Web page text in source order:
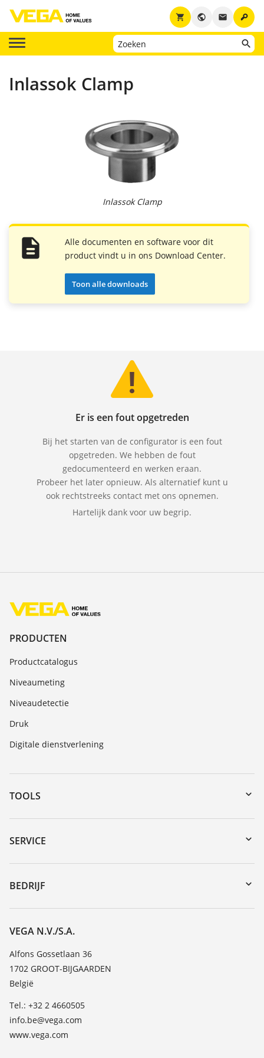
key
email
public
shopping_cart
Inlassok Clamp
Inlassok Clamp
Alle documenten en software voor dit
product vindt u in ons Download Center.
Toon alle downloads
Er is een fout opgetreden
Bij het starten van de configurator is een fout
opgetreden. We hebben de fout
gedocumenteerd en werken eraan.
Probeer het later opnieuw. Als alternatief kunt u
ook rechtstreeks contact met ons opnemen.
Hartelijk dank voor uw begrip.
PRODUCTEN
Productcatalogus
Niveaumeting
Niveaudetectie
Druk
Digitale dienstverlening
TOOLS
Downloads
Serienummer zoeken
DTM Collection/PACTware
SERVICE
Reparatieformulier instrument
Seminars
Bestendigheidslijst
TeamViewer
BEDRIJF
Vacature
Over VEGA
Contact
Nieuws
Persberichten
Blog
VEGA N.V./S.A.
Alfons Gossetlaan 36
1702 GROOT-BIJGAARDEN
België
Tel.: +32 2 4660505
info.be@vega.com
www.vega.com